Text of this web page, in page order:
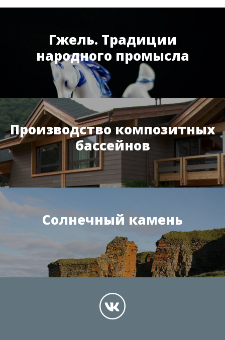
Гжель. Традиции
народного промысла
Производство композитных
бассейнов
Солнечный камень